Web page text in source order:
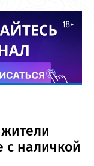
с наличкой